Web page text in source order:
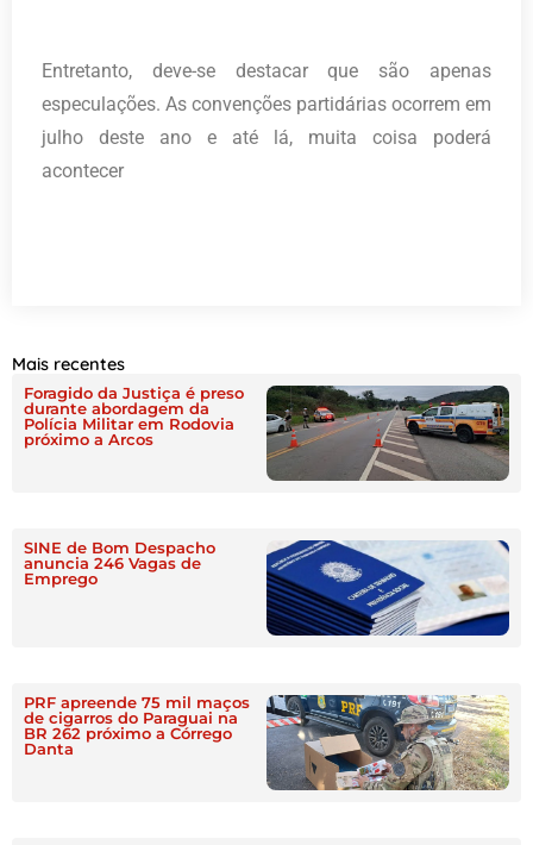
Entretanto, deve-se destacar que são apenas
especulações. As convenções partidárias ocorrem em
julho deste ano e até lá, muita coisa poderá
acontecer
Mais recentes
Foragido da Justiça é preso
durante abordagem da
Polícia Militar em Rodovia
próximo a Arcos
SINE de Bom Despacho
anuncia 246 Vagas de
Emprego
PRF apreende 75 mil maços
de cigarros do Paraguai na
BR 262 próximo a Córrego
Danta